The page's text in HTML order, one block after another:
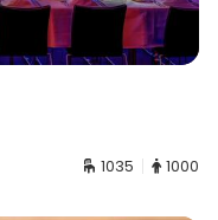
1035 1000